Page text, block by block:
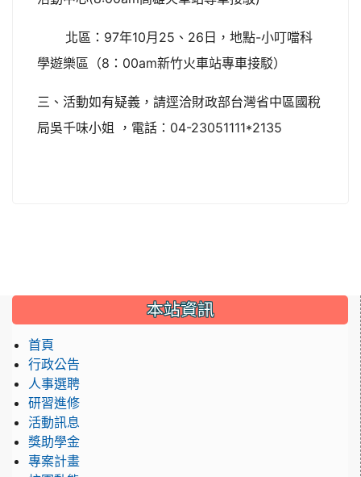
北區：97年10月25、26日，地點-小叮噹科
學遊樂區（8：00am新竹火車站專車接駁）
三、活動如有疑義，請逕洽財政部台灣省中區國稅
局吳千味小姐 ，電話：04-23051111*2135
::: 本站資訊
首頁
行政公告
人事選聘
研習進修
活動訊息
獎助學金
專案計畫